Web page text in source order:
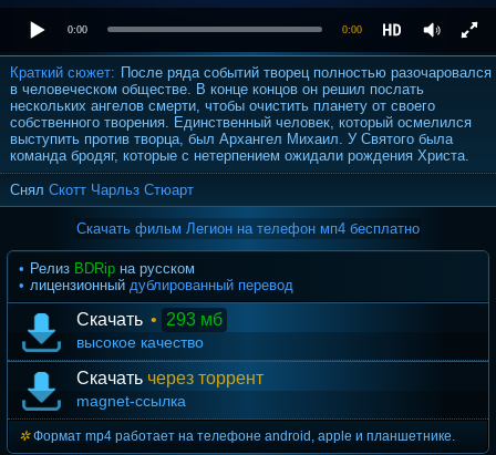
0:00 0:00
Краткий сюжет: После ряда событий творец полностью разочаровался
в человеческом обществе. В конце концов он решил послать
нескольких ангелов смерти, чтобы очистить планету от своего
собственного творения. Единственный человек, который осмелился
выступить против творца, был Архангел Михаил. У Святого была
команда бродяг, которые с нетерпением ожидали рождения Христа.
Снял Скотт Чарльз Стюарт
Скачать фильм Легион на телефон мп4 бесплатно
Релиз BDRip на русском
лицензионный дублированный перевод
Скачать • 293 мб
высокое качество
Скачать через торрент
magnet-ссылка
Формат mp4 работает на телефоне android, apple и планшетнике.